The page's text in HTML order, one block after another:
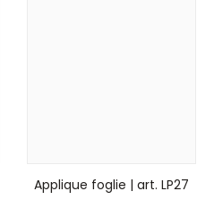
Applique foglie | art. LP27